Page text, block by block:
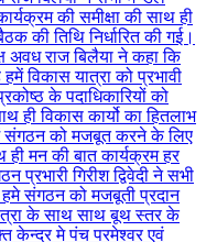
की समीक्षा की साथ ही
की तिथि निर्धारित की गई।
अवध राज बिलैया ने कहा कि
हमें विकास यात्रा को प्रभावी
के पदाधिकारियों को
ही विकास कार्यो का हितलाभ
संगठन को मजबूत करने के लिए
मन की बात कार्यक्रम हर
गिरीश द्विवेदी ने सभी
हमे संगठन को मजबूती प्रदान
के साथ साथ बूथ स्तर के
केन्द्र मे पंच परमेश्वर एवं